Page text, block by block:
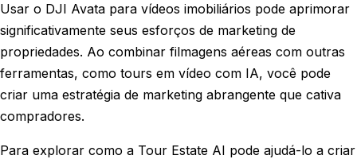
Usar o DJI Avata para vídeos imobiliários pode aprimorar
significativamente seus esforços de marketing de
propriedades. Ao combinar filmagens aéreas com outras
ferramentas, como tours em vídeo com IA, você pode
criar uma estratégia de marketing abrangente que cativa
compradores.
Para explorar como a Tour Estate AI pode ajudá-lo a criar